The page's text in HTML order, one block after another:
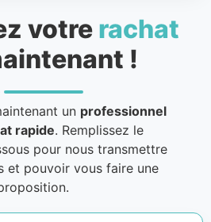
votre rachat
!
un professionnel
rapide. Remplissez le
pour nous transmettre
et pouvoir vous faire une